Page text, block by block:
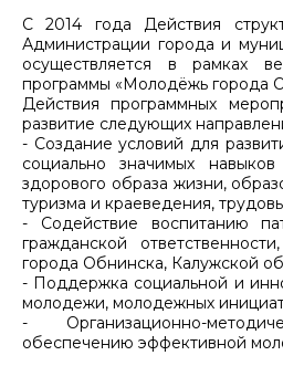
С 2014 года Действия
Администрации города и
осуществляется в рамках
программы «Молодёжь города
Действия программных
развитие следующих
- Создание условий для
социально значимых
здорового образа жизни,
туризма и краеведения,
- Содействие воспитанию
гражданской
города Обнинска, Калужской
- Поддержка социальной и
молодежи, молодежных
- Организационно-
обеспечению эффективной